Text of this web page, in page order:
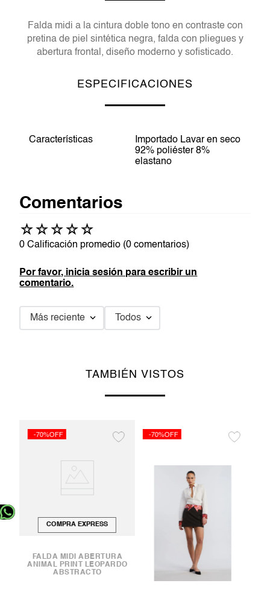
Falda midi a la cintura doble tono en contraste con
pretina de piel sintética negra, falda con pliegues y
abertura frontal, diseño moderno y sofisticado.
ESPECIFICACIONES
Características
Importado Lavar en seco
92% poliéster 8%
elastano
Comentarios
☆☆☆☆☆
0 Calificación promedio (0 comentarios)
Por favor, inicia sesión para escribir un
comentario.
Más reciente Todos
TAMBIÉN VISTOS
-70%OFF
COMPRA EXPRESS
FALDA MIDI ABERTURA
ANIMAL PRINT LEOPARDO
ABSTRACTO
-70%OFF